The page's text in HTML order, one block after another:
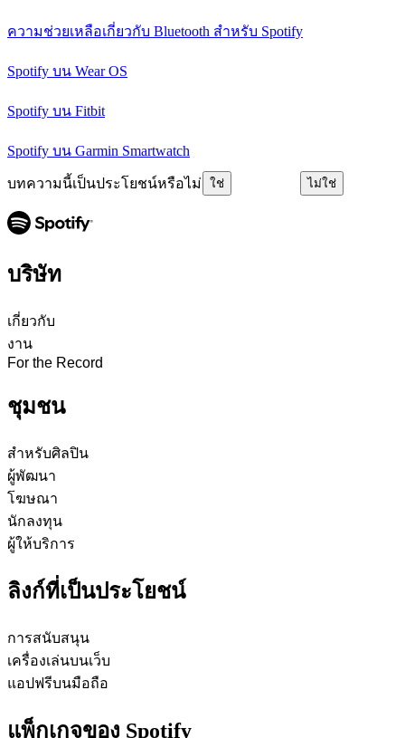
ความช่วยเหลือเกี่ยวกับ Bluetooth สำหรับ Spotify
Spotify บน Wear OS
Spotify บน Fitbit
Spotify บน Garmin Smartwatch
บทความนี้เป็นประโยชน์หรือไม่ ใช่ ไม่ใช่
บริษัท
เกี่ยวกับ
งาน
For the Record
ชุมชน
สำหรับศิลปิน
ผู้พัฒนา
โฆษณา
นักลงทุน
ผู้ให้บริการ
ลิงก์ที่เป็นประโยชน์
การสนับสนุน
เครื่องเล่นบนเว็บ
แอปฟรีบนมือถือ
แพ็กเกจของ Spotify